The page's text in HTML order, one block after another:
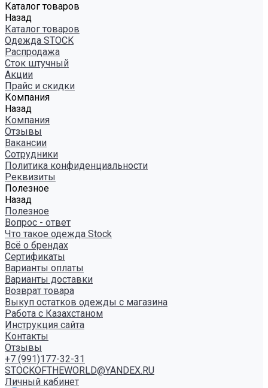
Каталог товаров
Назад
Каталог товаров
Одежда STOCK
Распродажа
Сток штучный
Акции
Прайс и скидки
Компания
Назад
Компания
Отзывы
Вакансии
Сотрудники
Политика конфиденциальности
Реквизиты
Полезное
Назад
Полезное
Вопрос - ответ
Что такое одежда Stock
Всё о брендах
Сертификаты
Варианты оплаты
Варианты доставки
Возврат товара
Выкуп остатков одежды с магазина
Работа с Казахстаном
Инструкция сайта
Контакты
Отзывы
+7 (991)177-32-31
STOCKOFTHEWORLD@YANDEX.RU
Личный кабинет